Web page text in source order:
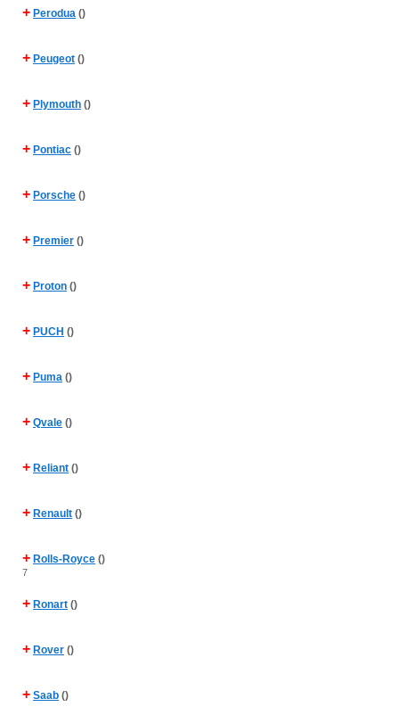
+ Perodua ()
+ Peugeot ()
+ Plymouth ()
+ Pontiac ()
+ Porsche ()
+ Premier ()
+ Proton ()
+ PUCH ()
+ Puma ()
+ Qvale ()
+ Reliant ()
+ Renault ()
+ Rolls-Royce ()
7
+ Ronart ()
+ Rover ()
+ Saab ()